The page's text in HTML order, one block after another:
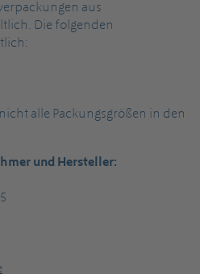
aus
Die folgenden
alle Packungsgrößen in den
und Hersteller: